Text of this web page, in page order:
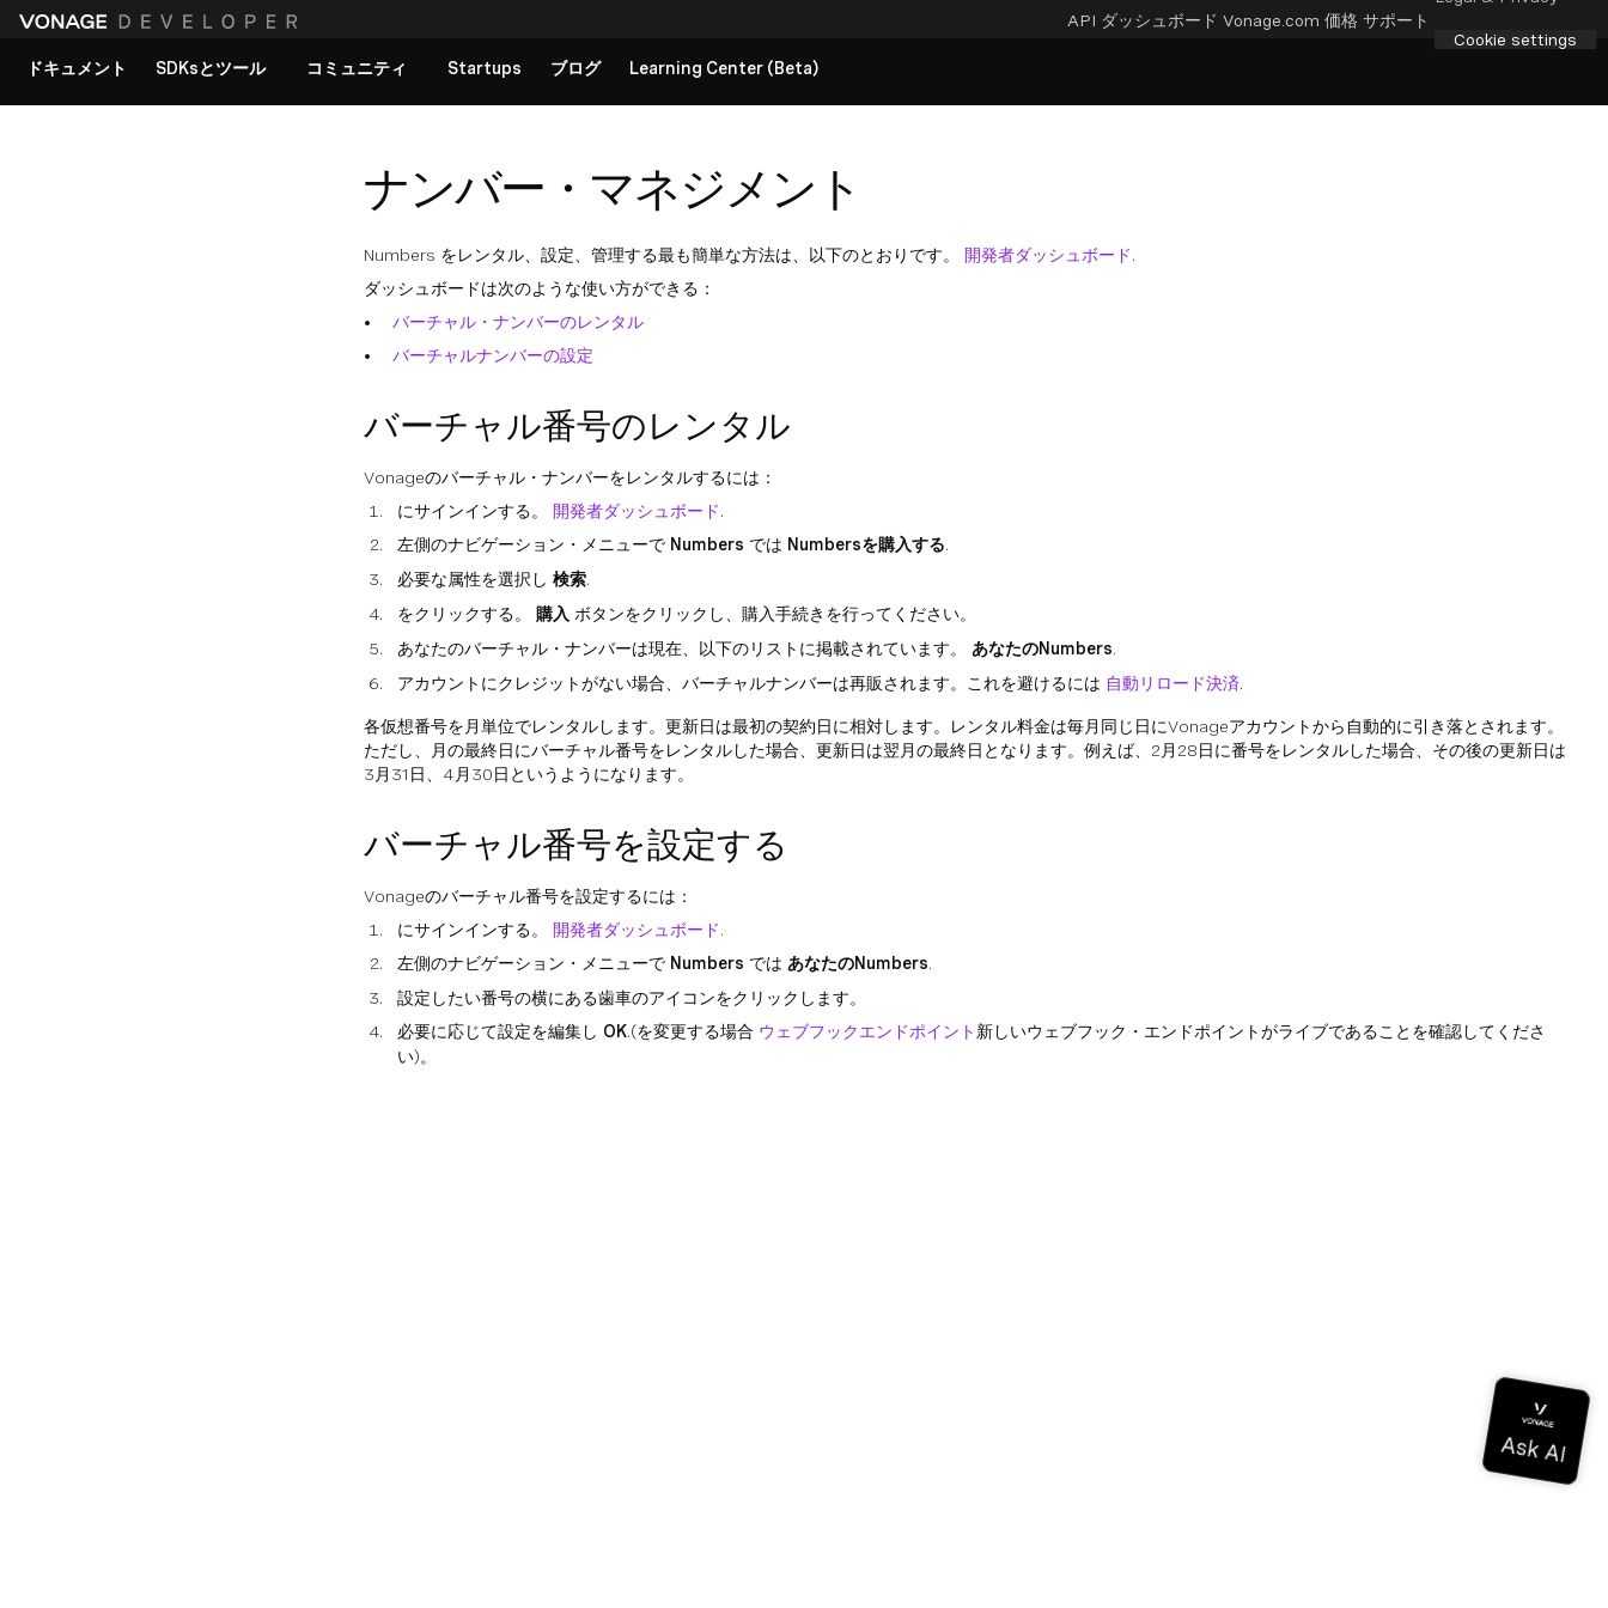
API ダッシュボード Vonage.com 価格 サポート
Cookie settings
ドキュメント
SDKsとツール コミュニティ Startups ブログ Learning Center (Beta)
ナンバー・マネジメント
Numbers をレンタル、設定、管理する最も簡単な方法は、以下のとおりです。 開発者ダッシュボード.
ダッシュボードは次のような使い方ができる：
バーチャル・ナンバーのレンタル
バーチャルナンバーの設定
バーチャル番号のレンタル
Vonageのバーチャル・ナンバーをレンタルするには：
にサインインする。 開発者ダッシュボード.
左側のナビゲーション・メニューで Numbers では Numbersを購入する.
必要な属性を選択し 検索.
をクリックする。
購入 ボタンをクリックし、購入手続きを行ってください。
あなたのバーチャル・ナンバーは現在、以下のリストに掲載されています。 あなたのNumbers.
アカウントにクレジットがない場合、バーチャルナンバーは再販されます。これを避けるには 自動リロード決済.
各仮想番号を月単位でレンタルします。更新日は最初の契約日に相対します。レンタル料金は毎月同じ日にVonageアカウントから自動的に引き落とされます。
ただし、月の最終日にバーチャル番号をレンタルした場合、更新日は翌月の最終日となります。例えば、2月28日に番号をレンタルした場合、その後の更新日は
3月31日、4月30日というようになります。
バーチャル番号を設定する
Vonageのバーチャル番号を設定するには：
にサインインする。 開発者ダッシュボード.
左側のナビゲーション・メニューで Numbers では あなたのNumbers.
設定したい番号の横にある歯車のアイコンをクリックします。
必要に応じて設定を編集し OK.(を変更する場合 ウェブフックエンドポイント 新しいウェブフック・エンドポイントがライブであることを確認してくださ
い)。